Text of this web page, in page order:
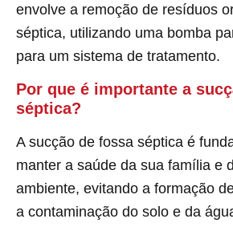
envolve a remoção de resíduos
séptica, utilizando uma bomba
para um sistema de tratamento.
Por que é importante a
séptica?
A sucção de fossa séptica é
manter a saúde da sua família e
ambiente, evitando a formação
a contaminação do solo e da